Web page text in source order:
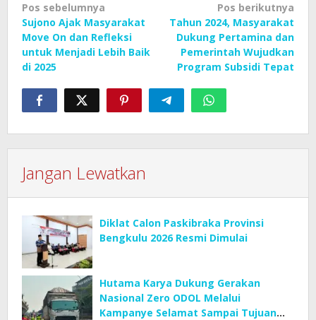
Navigasi
pos
Pos sebelumnya
Sujono Ajak Masyarakat
Move On dan Refleksi
untuk Menjadi Lebih Baik
di 2025
Pos berikutnya
Tahun 2024, Masyarakat
Dukung Pertamina dan
Pemerintah Wujudkan
Program Subsidi Tepat
Jangan Lewatkan
Diklat Calon Paskibraka Provinsi
Bengkulu 2026 Resmi Dimulai
Hutama Karya Dukung Gerakan
Nasional Zero ODOL Melalui
Kampanye Selamat Sampai Tujuan